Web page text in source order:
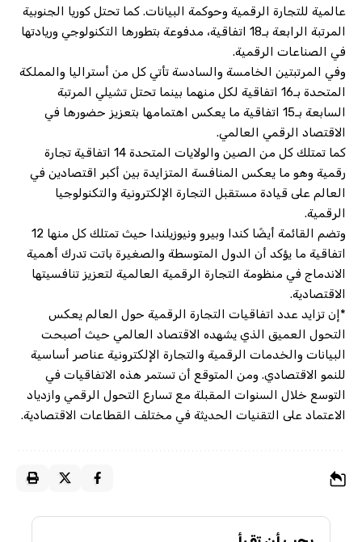
عالمية للتجارة الرقمية وحوكمة البيانات. كما تحتل كوريا الجنوبية
المرتبة الرابعة بـ18 اتفاقية، مدفوعة بتطورها التكنولوجي وريادتها
في الصناعات الرقمية.
وفي المرتبتين الخامسة والسادسة تأتي كل من أستراليا والمملكة
المتحدة بـ16 اتفاقية لكل منهما بينما تحتل تشيلي المرتبة
السابعة بـ15 اتفاقية ما يعكس اهتمامها بتعزيز حضورها في
الاقتصاد الرقمي العالمي.
كما تمتلك كل من الصين والولايات المتحدة 14 اتفاقية تجارة
رقمية وهو ما يعكس المنافسة المتزايدة بين أكبر اقتصادين في
العالم على قيادة مستقبل التجارة الإلكترونية والتكنولوجيا
الرقمية.
وتضم القائمة أيضًا كندا وبيرو ونيوزيلندا حيث تمتلك كل منها 12
اتفاقية ما يؤكد أن الدول المتوسطة والصغيرة باتت تدرك أهمية
الاندماج في منظومة التجارة الرقمية العالمية لتعزيز تنافسيتها
الاقتصادية.
*إن تزايد عدد اتفاقيات التجارة الرقمية حول العالم يعكس
التحول العميق الذي يشهده الاقتصاد العالمي حيث أصبحت
البيانات والخدمات الرقمية والتجارة الإلكترونية عناصر أساسية
للنمو الاقتصادي. ومن المتوقع أن تستمر هذه الاتفاقيات في
التوسع خلال السنوات المقبلة مع تسارع التحول الرقمي وازدياد
الاعتماد على التقنيات الحديثة في مختلف القطاعات الاقتصادية.